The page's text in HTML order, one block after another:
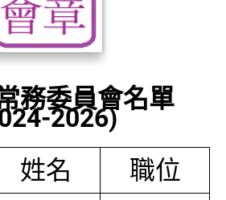
務委員會名單
2026)
姓名
職位